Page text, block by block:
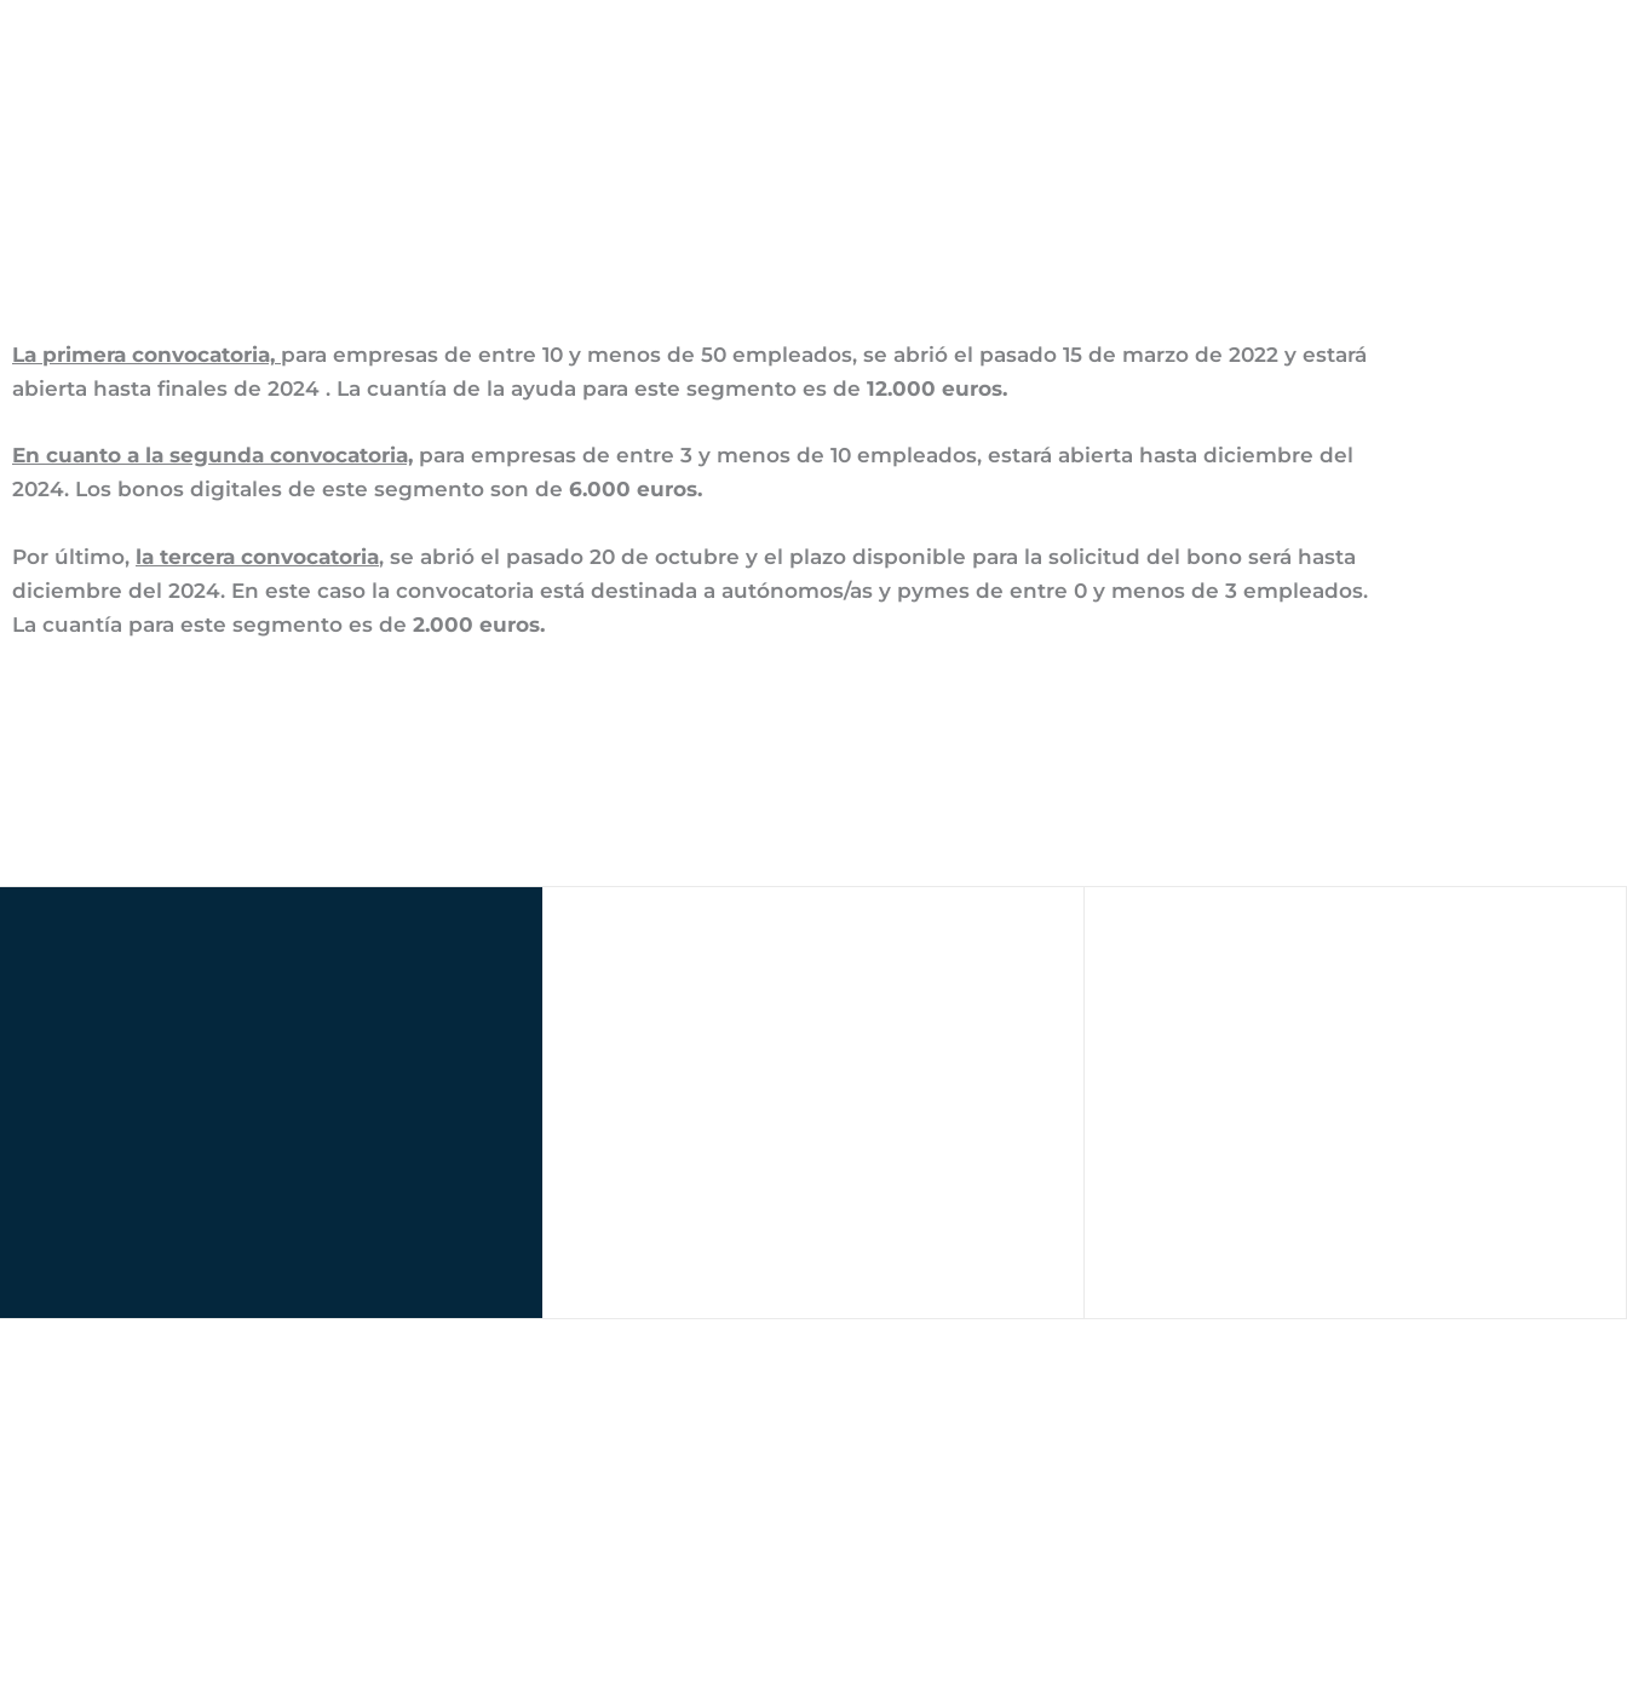
La primera convocatoria, para empresas de entre 10 y menos de 50 empleados, se abrió el pasado 15 de marzo de 2022 y estará
abierta hasta finales de 2024 . La cuantía de la ayuda para este segmento es de 12.000 euros.
En cuanto a la segunda convocatoria, para empresas de entre 3 y menos de 10 empleados, estará abierta hasta diciembre del
2024. Los bonos digitales de este segmento son de 6.000 euros.
Por último, la tercera convocatoria, se abrió el pasado 20 de octubre y el plazo disponible para la solicitud del bono será hasta
diciembre del 2024. En este caso la convocatoria está destinada a autónomos/as y pymes de entre 0 y menos de 3 empleados.
La cuantía para este segmento es de 2.000 euros.